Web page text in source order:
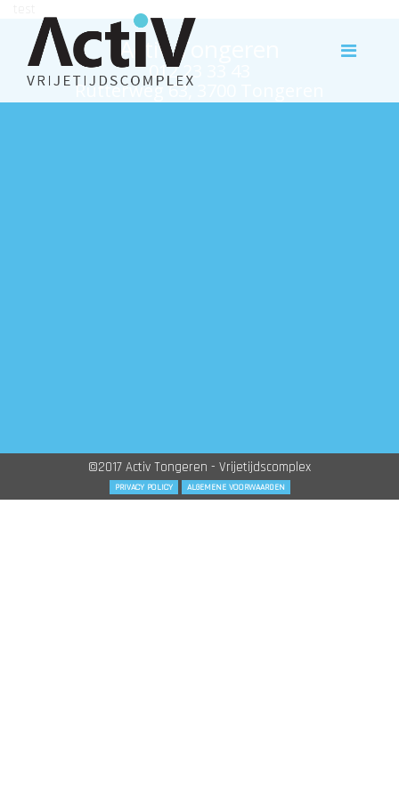
Activ Tongeren
012 23 33 43
Rutterweg 63, 3700 Tongeren
©2017 Activ Tongeren - Vrijetijdscomplex
PRIVACY POLICY ALGEMENE VOORWAARDEN